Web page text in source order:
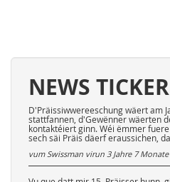
NEWS TICKER
D'Präissiwwereeschung wäert am
stattfannen, d'Gewënner wäerten
kontaktéiert ginn. Wéi ëmmer
sech säi Präis däerf eraussichen,
vum Swissman virun 3 Jahre 7 Monate